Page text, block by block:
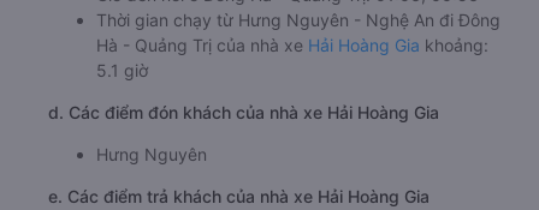
Giờ xuất phát ở Hưng Nguyên - Nghệ An: 20:00,
19:50
Giờ đến nơi ở Đông Hà - Quảng Trị: 01:06, 00:56
Thời gian chạy từ Hưng Nguyên - Nghệ An đi Đông
5.1 giờ
d. Các điểm đón khách của nhà xe Hải Hoàng Gia